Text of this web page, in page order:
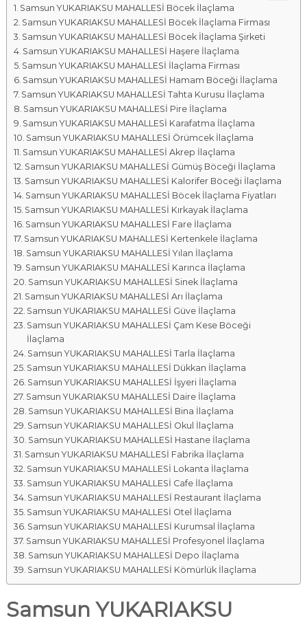
a
l
a
r
ı
Samsun YUKARIAKSU MAHALLESİ Böcek İlaçlama
Samsun YUKARIAKSU MAHALLESİ Böcek İlaçlama Firması
Samsun YUKARIAKSU MAHALLESİ Böcek İlaçlama Şirketi
Samsun YUKARIAKSU MAHALLESİ Haşere İlaçlama
Samsun YUKARIAKSU MAHALLESİ İlaçlama Firması
Samsun YUKARIAKSU MAHALLESİ Hamam Böceği İlaçlama
Samsun YUKARIAKSU MAHALLESİ Tahta Kurusu İlaçlama
Samsun YUKARIAKSU MAHALLESİ Pire İlaçlama
Samsun YUKARIAKSU MAHALLESİ Karafatma İlaçlama
Samsun YUKARIAKSU MAHALLESİ Örümcek İlaçlama
Samsun YUKARIAKSU MAHALLESİ Akrep İlaçlama
Samsun YUKARIAKSU MAHALLESİ Gümüş Böceği İlaçlama
Samsun YUKARIAKSU MAHALLESİ Kalorifer Böceği İlaçlama
Samsun YUKARIAKSU MAHALLESİ Böcek İlaçlama Fiyatları
Samsun YUKARIAKSU MAHALLESİ Kırkayak İlaçlama
Samsun YUKARIAKSU MAHALLESİ Fare İlaçlama
Samsun YUKARIAKSU MAHALLESİ Kertenkele İlaçlama
Samsun YUKARIAKSU MAHALLESİ Yılan İlaçlama
Samsun YUKARIAKSU MAHALLESİ Karınca İlaçlama
Samsun YUKARIAKSU MAHALLESİ Sinek İlaçlama
Samsun YUKARIAKSU MAHALLESİ Arı İlaçlama
Samsun YUKARIAKSU MAHALLESİ Güve İlaçlama
Samsun YUKARIAKSU MAHALLESİ Çam Kese Böceği
İlaçlama
Samsun YUKARIAKSU MAHALLESİ Tarla İlaçlama
Samsun YUKARIAKSU MAHALLESİ Dükkan İlaçlama
Samsun YUKARIAKSU MAHALLESİ İşyeri İlaçlama
Samsun YUKARIAKSU MAHALLESİ Daire İlaçlama
Samsun YUKARIAKSU MAHALLESİ Bina İlaçlama
Samsun YUKARIAKSU MAHALLESİ Okul İlaçlama
Samsun YUKARIAKSU MAHALLESİ Hastane İlaçlama
Samsun YUKARIAKSU MAHALLESİ Fabrika İlaçlama
Samsun YUKARIAKSU MAHALLESİ Lokanta İlaçlama
Samsun YUKARIAKSU MAHALLESİ Cafe İlaçlama
Samsun YUKARIAKSU MAHALLESİ Restaurant İlaçlama
Samsun YUKARIAKSU MAHALLESİ Otel İlaçlama
Samsun YUKARIAKSU MAHALLESİ Kurumsal İlaçlama
Samsun YUKARIAKSU MAHALLESİ Profesyonel İlaçlama
Samsun YUKARIAKSU MAHALLESİ Depo İlaçlama
Samsun YUKARIAKSU MAHALLESİ Kömürlük İlaçlama
Samsun YUKARIAKSU